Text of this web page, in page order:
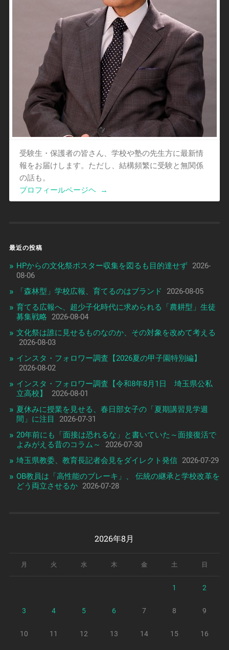
受験生・保護者の皆さん、学校や塾の先生方に最新情
報をお届けします。ただし、結構頻繁に受験と無関係
の話も。
プロフィールページヘ
→
最近の投稿
HPからの文化祭ポスター収集を図るも目的達せず 2026-
08-06
「森林型」学校広報、育てるのはブランド
2026-08-05
育てる広報へ、超少子化時代に求められる「農耕型」生徒
募集戦略
2026-08-04
文化祭は誰に見せるものなのか、その対象を改めて考える
2026-08-03
インスタ・フォロワー調査【2026夏の甲子園特別編】
2026-08-02
インスタ・フォロワー調査【令和8年8月1日 埼玉県公私
立高校】
2026-08-01
夏休みに授業を見せる、春日部女子の「夏期講習見学週
間」に注目
2026-07-31
20年前にも「面接は恐れるな」と書いていた～面接復活で
よみがえる昔のコラム～
2026-07-30
埼玉県教委、教育長記者会見をダイレクト発信 2026-07-29
OB教員は「高性能のブレーキ」、 伝統の継承と学校改革を
どう両立させるか 2026-07-28
2026年8月
月 火 水 木 金 土 日
1 2
3 4 5 6 7 8 9
10 11 12 13 14 15 16